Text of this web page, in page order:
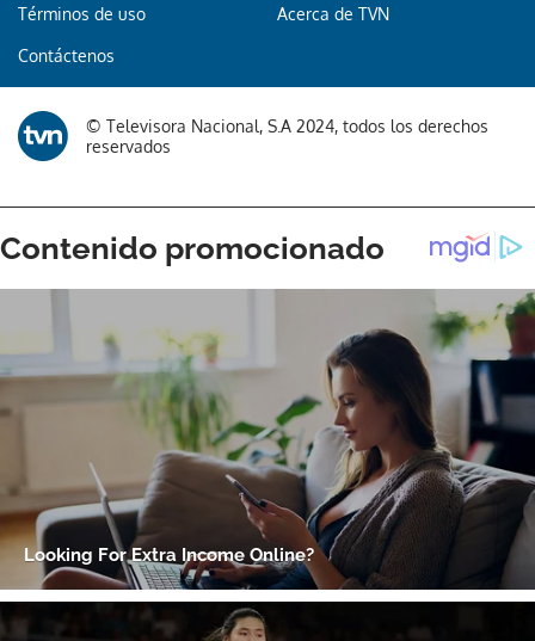
Gracias por suscribirte a nuestro boletín.
Términos de uso Acerca de TVN
Contáctenos
© Televisora Nacional, S.A 2024, todos los derechos
reservados